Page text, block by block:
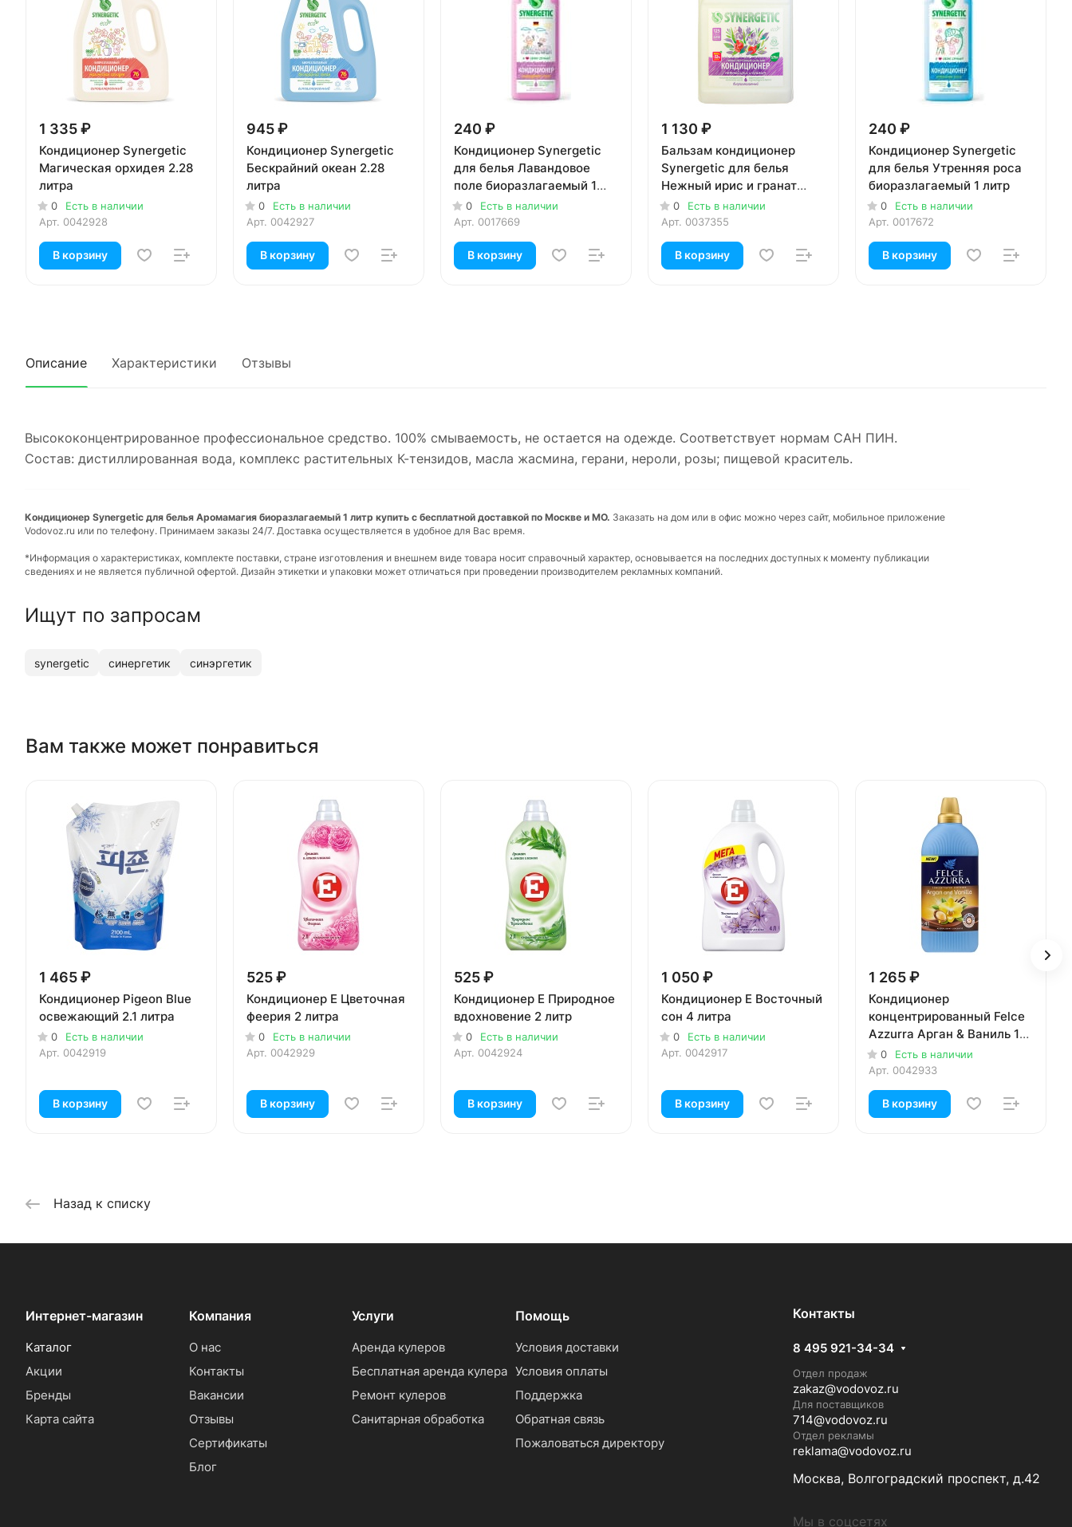
1 335 ₽
Кондиционер Synergetic
Магическая орхидея 2.28
литра
0
Есть в наличии
Арт. 0042928
В корзину
945 ₽
Кондиционер Synergetic
Бескрайний океан 2.28
литра
0
Есть в наличии
Арт. 0042927
В корзину
240 ₽
Кондиционер Synergetic
для белья Лавандовое
поле биоразлагаемый 1
литр
0
Есть в наличии
Арт. 0017669
В корзину
1 130 ₽
Бальзам кондиционер
Synergetic для белья
Нежный ирис и гранат
биоразлагаемый 3,75
литра
0
Есть в наличии
Арт. 0037355
В корзину
240 ₽
Кондиционер Synergetic
для белья Утренняя роса
биоразлагаемый 1 литр
0
Есть в наличии
Арт. 0017672
В корзину
Описание Характеристики Отзывы
Высококонцентрированное профессиональное средство. 100% смываемость, не остается на одежде. Соответствует нормам САН ПИН.
Состав: дистиллированная вода, комплекс растительных К-тензидов, масла жасмина, герани, нероли, розы; пищевой краситель.
Кондиционер Synergetic для белья Аромамагия биоразлагаемый 1 литр купить с бесплатной доставкой по Москве и МО. Заказать на дом или в офис можно через сайт, мобильное приложение
Vodovoz.ru или по телефону. Принимаем заказы 24/7. Доставка осуществляется в удобное для Вас время.
*Информация о характеристиках, комплекте поставки, стране изготовления и внешнем виде товара носит справочный характер, основывается на последних доступных к моменту публикации
сведениях и не является публичной офертой. Дизайн этикетки и упаковки может отличаться при проведении производителем рекламных компаний.
Ищут по запросам
synergetic синергетик синэргетик
Вам также может понравиться
1 465 ₽
Кондиционер Pigeon Blue
освежающий 2.1 литра
0
Есть в наличии
Арт. 0042919
В корзину
525 ₽
Кондиционер E Цветочная
феерия 2 литра
0
Есть в наличии
Арт. 0042929
В корзину
525 ₽
Кондиционер E Природное
вдохновение 2 литр
0
Есть в наличии
Арт. 0042924
В корзину
1 050 ₽
Кондиционер E Восточный
сон 4 литра
0
Есть в наличии
Арт. 0042917
В корзину
1 265 ₽
Кондиционер
концентрированный Felce
Azzurra Арган & Ваниль 1
литр
0
Есть в наличии
Арт. 0042933
В корзину
Назад к списку
Интернет-магазин
Каталог
Акции
Бренды
Карта сайта
Компания
О нас
Контакты
Вакансии
Отзывы
Сертификаты
Блог
Услуги
Аренда кулеров
Бесплатная аренда кулера
Ремонт кулеров
Санитарная обработка
Помощь
Условия доставки
Условия оплаты
Поддержка
Обратная связь
Пожаловаться директору
Контакты
8 495 921-34-34
Отдел продаж
zakaz@vodovoz.ru
Для поставщиков
714@vodovoz.ru
Отдел рекламы
reklama@vodovoz.ru
Москва, Волгоградский проспект, д.42
Мы в соцсетях